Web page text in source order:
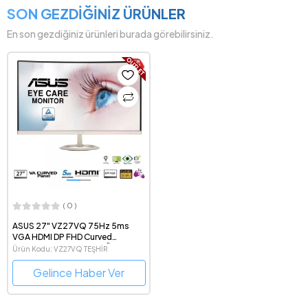
SON GEZDİĞİNİZ ÜRÜNLER
En son gezdiğiniz ürünleri burada görebilirsiniz.
( 0 )
ASUS 27" VZ27VQ 75Hz 5ms
VGA HDMI DP FHD Curved
Monitör Outlet Pikselli Ürün 2 Yıl
garanti
Ürün Kodu: VZ27VQ TEŞHİR
Gelince Haber Ver